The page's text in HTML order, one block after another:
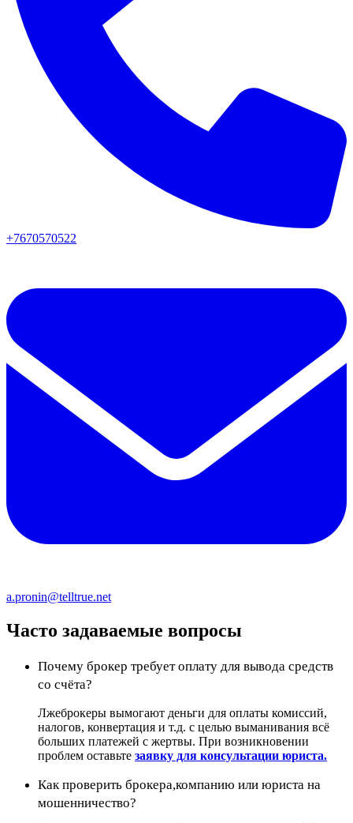
+7670570522
a.pronin@telltrue.net
Часто задаваемые вопросы
Почему брокер требует оплату для вывода средств
со счёта?
Лжеброкеры вымогают деньги для оплаты комиссий,
налогов, конвертация и т.д. с целью выманивания всё
больших платежей с жертвы. При возникновении
проблем оставьте заявку для консультации юриста.
Как проверить брокера,компанию или юриста на
мошенничество?